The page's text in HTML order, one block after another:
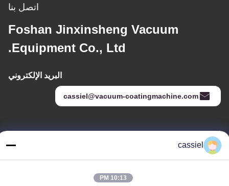
اتصل بنا
Foshan Jinxinsheng Vacuum
Equipment Co., Ltd.
البريد الإلكتروني
cassiel@vacuum-coatingmachine.com
العنوان
cassiel
10:13 PM